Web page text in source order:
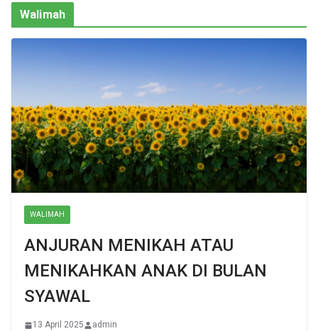
Walimah
WALIMAH
ANJURAN MENIKAH ATAU
MENIKAHKAN ANAK DI BULAN
SYAWAL
13 April 2025 admin